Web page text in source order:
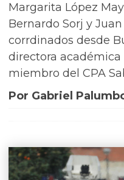
Margarita López
Bernardo Sorj y
corrdinados desde
directora
miembro del CPA
Por Gabriel